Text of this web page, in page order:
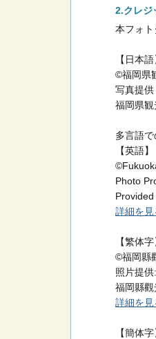
クレジ
本フォ
【日本語
©福岡県
写真提
福岡県
多言語で
【英語】
Photo
詳細を見
【繁体字
©福岡縣
照片提
福岡縣
詳細を見
【簡体字